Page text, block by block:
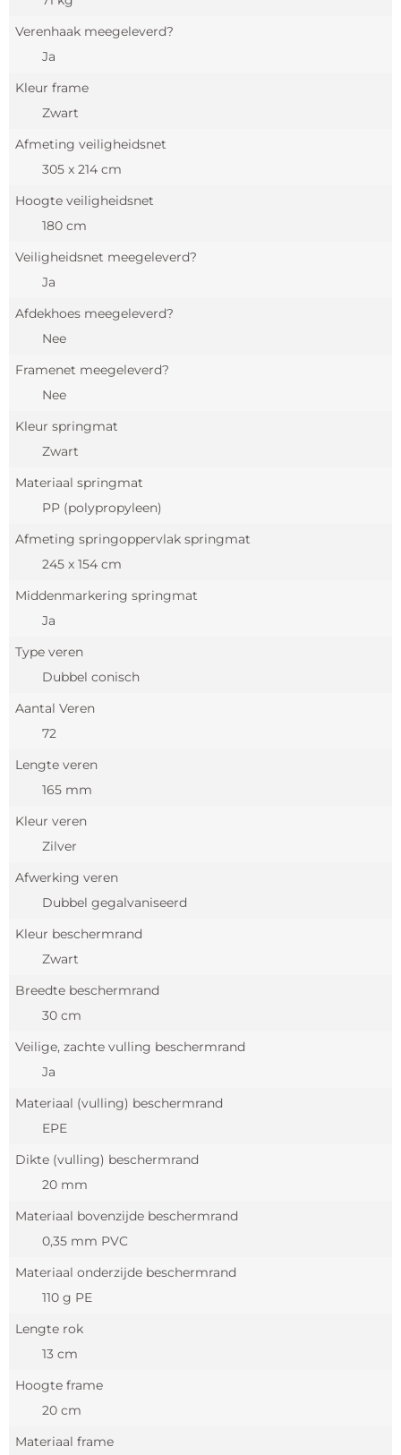
Verenhaak meegeleverd?
Ja
Kleur frame
Zwart
Afmeting veiligheidsnet
305 x 214 cm
Hoogte veiligheidsnet
180 cm
Veiligheidsnet meegeleverd?
Ja
Afdekhoes meegeleverd?
Nee
Framenet meegeleverd?
Nee
Kleur springmat
Zwart
Materiaal springmat
PP (polypropyleen)
Afmeting springoppervlak springmat
245 x 154 cm
Middenmarkering springmat
Ja
Type veren
Dubbel conisch
Aantal Veren
72
Lengte veren
165 mm
Kleur veren
Zilver
Afwerking veren
Dubbel gegalvaniseerd
Kleur beschermrand
Zwart
Breedte beschermrand
30 cm
Veilige, zachte vulling beschermrand
Ja
Materiaal (vulling) beschermrand
EPE
Dikte (vulling) beschermrand
20 mm
Materiaal bovenzijde beschermrand
0,35 mm PVC
Materiaal onderzijde beschermrand
110 g PE
Lengte rok
13 cm
Hoogte frame
20 cm
Materiaal frame